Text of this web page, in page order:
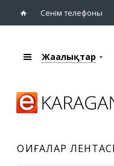
Сенім телефоны
Жаңалықтары
Жаңалықтар
ОҚИҒАЛАР